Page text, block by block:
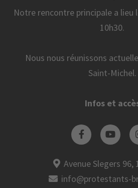
Notre rencontre principale a lieu
10h30.
Nous nous réunissons
Saint-Michel.
Infos et
Avenue Slegers 96,
info@protestants-